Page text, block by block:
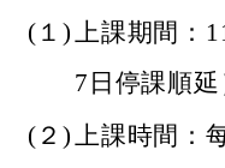
(１)上課期間：
7日停課順延
(２)上課時間：